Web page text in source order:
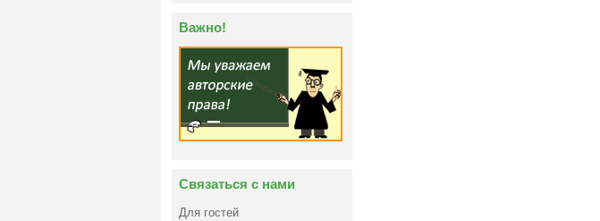
Важно!
Связаться с нами
Для гостей